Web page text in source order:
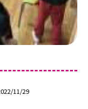
11/29